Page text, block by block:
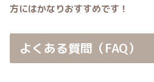
方にはかなりおすすめです！
よくある質問（FAQ）